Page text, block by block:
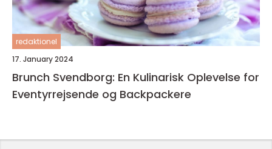
redaktionel
17. January 2024
Brunch Svendborg: En Kulinarisk Oplevelse for
Eventyrrejsende og Backpackere